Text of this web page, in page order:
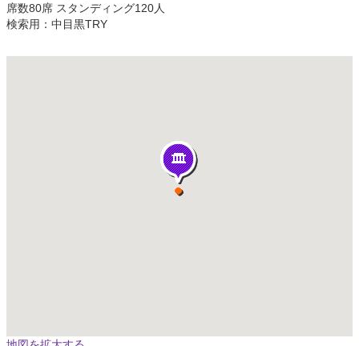
席数80席 スタンディング120人
検索用：中目黒TRY